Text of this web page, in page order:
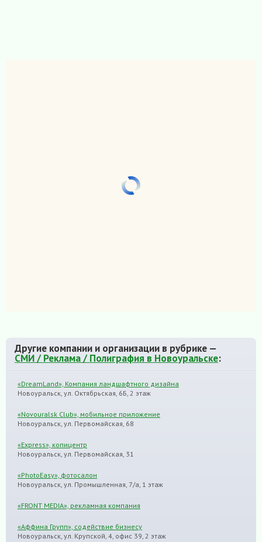
Другие компании и организации в рубрике —
СМИ / Реклама / Полиграфия в Новоуральске:
«DreamLand», Компания ландшафтного дизайна
Новоуральск, ул. Октябрьская, 6Б, 2 этаж
«Novouralsk Club», мобильное приложение
Новоуральск, ул. Первомайская, 68
«Express», копицентр
Новоуральск, ул. Первомайская, 31
«PhotoEasy», фотосалон
Новоуральск, ул. Промышленная, 7/а, 1 этаж
«FRONT MEDIA», рекламная компания
«Аффина Групп», содействие бизнесу
Новоуральск, ул. Крупской, 4, офис 39, 2 этаж